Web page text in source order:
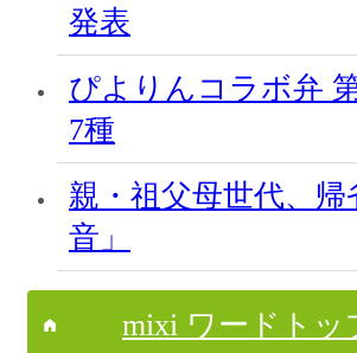
発表
ぴよりんコラボ弁
7種
親・祖父母世代、帰
音」
mixi ワードトッ